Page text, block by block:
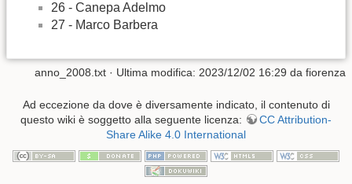
26 - Canepa Adelmo
27 - Marco Barbera
anno_2008.txt · Ultima modifica: 2023/12/02 16:29 da fiorenza
Ad eccezione da dove è diversamente indicato, il contenuto di
questo wiki è soggetto alla seguente licenza:
CC Attribution-
Share Alike 4.0 International